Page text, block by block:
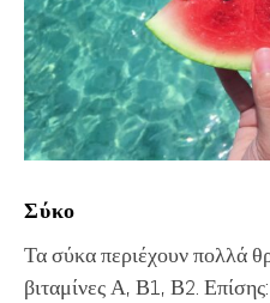
Σύκο
Τα σύκα περιέχουν πολλά
βιταμίνες Α, Β1, Β2.